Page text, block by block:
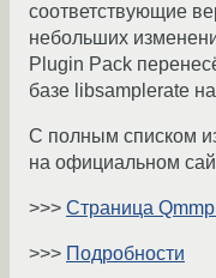
соответствующие
небольших
Plugin Pack
базе libsamplerate
С полным списком
на официальном
>>> Страница
>>> Подробности